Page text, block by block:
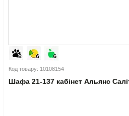
Код товару: 10108154
Шафа 21-137 кабінет Альянс